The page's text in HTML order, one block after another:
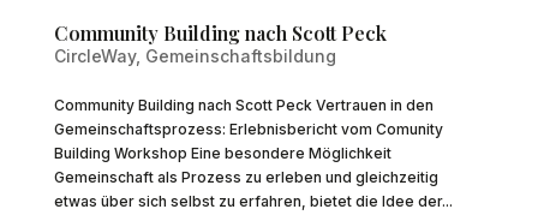
Community Building nach Scott Peck
CircleWay, Gemeinschaftsbildung
Community Building nach Scott Peck Vertrauen in den
Gemeinschaftsprozess: Erlebnisbericht vom Comunity
Building Workshop Eine besondere Möglichkeit
Gemeinschaft als Prozess zu erleben und gleichzeitig
etwas über sich selbst zu erfahren, bietet die Idee der...